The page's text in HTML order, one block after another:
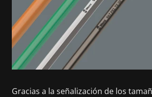
Gracias a la señalización de los